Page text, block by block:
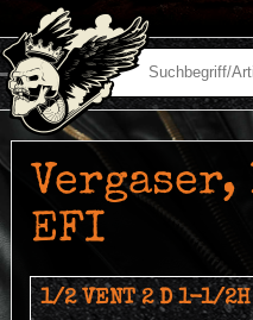
EFI
1/2 VENT 2 D 1-1/